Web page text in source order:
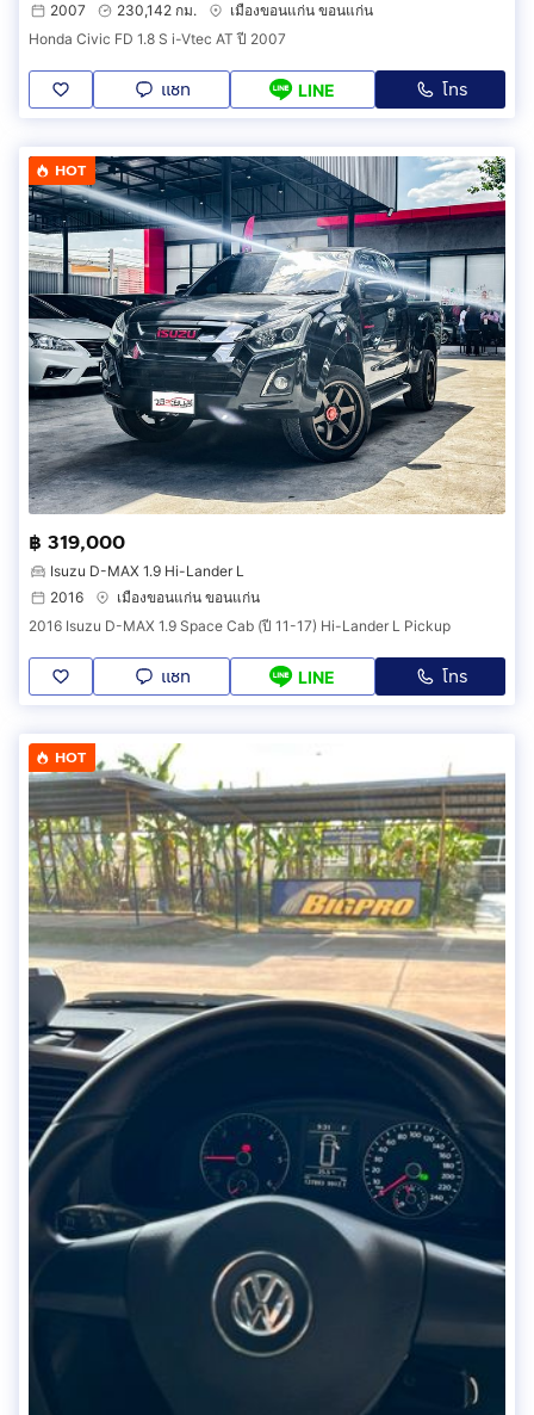
2007
230,142 กม.
เมืองขอนแก่น ขอนแก่น
Honda Civic FD 1.8 S i-Vtec AT ปี 2007
แชท LINE โทร
HOT
฿ 319,000
Isuzu D-MAX 1.9 Hi-Lander L
2016
เมืองขอนแก่น ขอนแก่น
2016 Isuzu D-MAX 1.9 Space Cab (ปี 11-17) Hi-Lander L Pickup
แชท LINE โทร
HOT